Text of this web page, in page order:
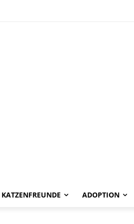
KATZENFREUNDE ADOPTION
Jean